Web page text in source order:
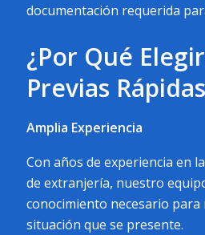
documentación requerida
¿Por Qué
Previas
Amplia Experiencia
Con años de experiencia en
de extranjería, nuestro
conocimiento necesario
situación que se presente.